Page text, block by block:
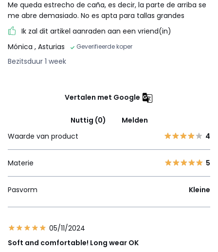
Me queda estrecho de caña, es decir, la parte de arriba se
me abre demasiado. No es apta para tallas grandes
Ik zal dit artikel aanraden aan een vriend(in)
Mónica , Asturias Geverifieerde koper
Bezitsduur 1 week
Vertalen met Google
Nuttig (0)
Melden
Waarde van product
4
Materie 5
Pasvorm Kleine
05/11/2024
Soft and comfortable! Long wear OK